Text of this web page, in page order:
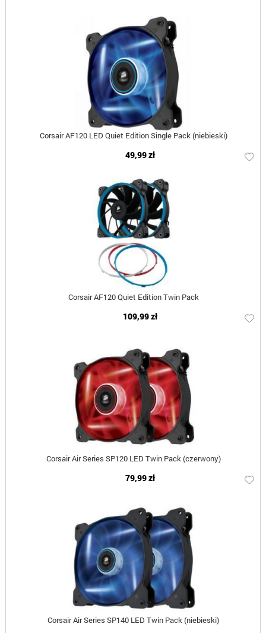
Corsair AF120 LED Quiet Edition Single Pack (niebieski)
49,99 zł
Corsair AF120 Quiet Edition Twin Pack
109,99 zł
Corsair Air Series SP120 LED Twin Pack (czerwony)
79,99 zł
Corsair Air Series SP140 LED Twin Pack (niebieski)